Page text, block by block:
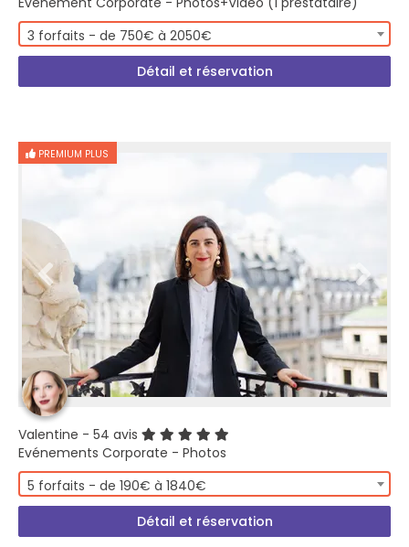
3 forfaits - de 750€ à 2050€
Détail et réservation
PREMIUM PLUS
Valentine - 54 avis
Evénements Corporate - Photos
5 forfaits - de 190€ à 1840€
Détail et réservation